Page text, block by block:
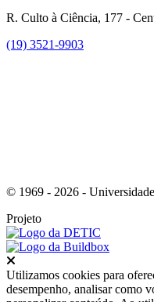
R. Culto à Ciência, 177 -
(19) 3521-9903
© 1969 - 2026 -
Projeto
Utilizamos cookies para
desempenho, analisar como